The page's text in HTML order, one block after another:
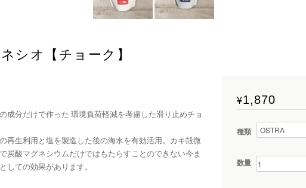
シオ【チョーク】
成分だけで作った 環境負荷軽減を考慮した滑り止めチョ
再生利用と塩を製造した後の海水を有効活用。カキ殻微
炭酸マグネシウムだけではもたらすことのできない今ま
しての効果があります。
¥1,870
種類
数量